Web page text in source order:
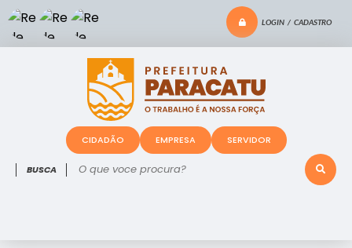
LOGIN / CADASTRO
O que voce procura?
CIDADÃO EMPRESA SERVIDOR